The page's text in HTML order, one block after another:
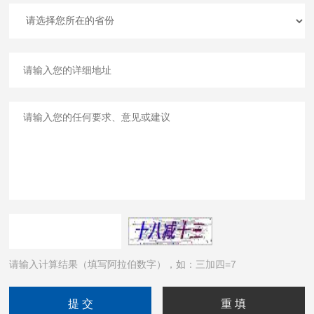
请输入计算结果（填写阿拉伯数字），如：三加四=7